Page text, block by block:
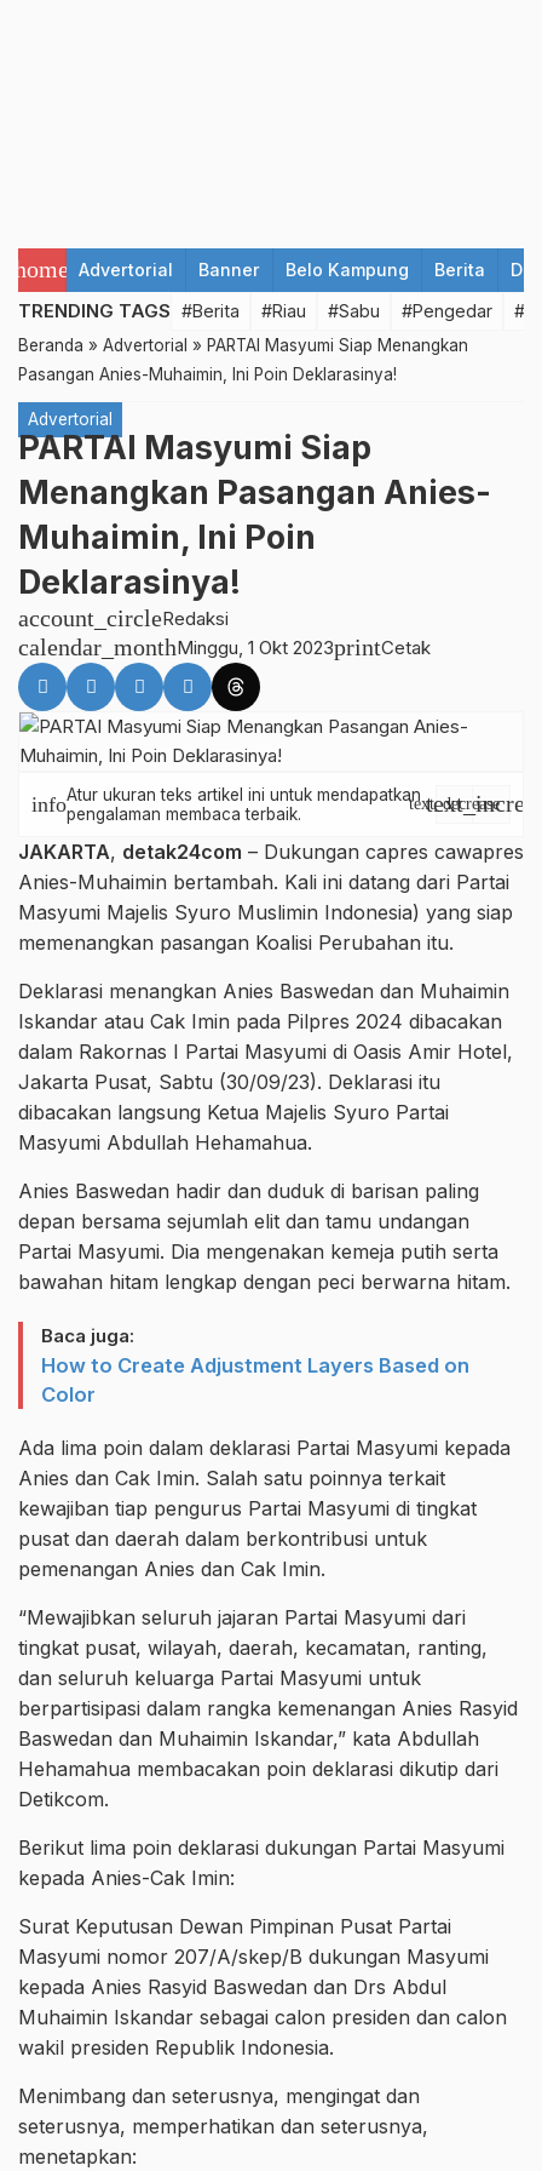
home Advertorial Banner Belo Kampung Berita
TRENDING TAGS #Berita #Riau #Sabu #Pengedar
Beranda » Advertorial » PARTAI Masyumi Siap Menangkan
Pasangan Anies-Muhaimin, Ini Poin Deklarasinya!
Advertorial
PARTAI Masyumi Siap
Menangkan Pasangan Anies-
Muhaimin, Ini Poin
Deklarasinya!
account_circleRedaksi
calendar_monthMinggu, 1 Okt 2023printCetak
infoAtur ukuran teks artikel ini untuk mendapatkan
pengalaman membaca terbaik.
text_decrease
JAKARTA, detak24com – Dukungan capres cawapres
Anies-Muhaimin bertambah. Kali ini datang dari Partai
Masyumi Majelis Syuro Muslimin Indonesia) yang siap
memenangkan pasangan Koalisi Perubahan itu.
Deklarasi menangkan Anies Baswedan dan Muhaimin
Iskandar atau Cak Imin pada Pilpres 2024 dibacakan
dalam Rakornas I Partai Masyumi di Oasis Amir Hotel,
Jakarta Pusat, Sabtu (30/09/23). Deklarasi itu
dibacakan langsung Ketua Majelis Syuro Partai
Masyumi Abdullah Hehamahua.
Anies Baswedan hadir dan duduk di barisan paling
depan bersama sejumlah elit dan tamu undangan
Partai Masyumi. Dia mengenakan kemeja putih serta
bawahan hitam lengkap dengan peci berwarna hitam.
Baca juga:
How to Create Adjustment Layers Based on
Color
Ada lima poin dalam deklarasi Partai Masyumi kepada
Anies dan Cak Imin. Salah satu poinnya terkait
kewajiban tiap pengurus Partai Masyumi di tingkat
pusat dan daerah dalam berkontribusi untuk
pemenangan Anies dan Cak Imin.
“Mewajibkan seluruh jajaran Partai Masyumi dari
tingkat pusat, wilayah, daerah, kecamatan, ranting,
dan seluruh keluarga Partai Masyumi untuk
berpartisipasi dalam rangka kemenangan Anies Rasyid
Baswedan dan Muhaimin Iskandar,” kata Abdullah
Hehamahua membacakan poin deklarasi dikutip dari
Detikcom.
Berikut lima poin deklarasi dukungan Partai Masyumi
kepada Anies-Cak Imin:
Surat Keputusan Dewan Pimpinan Pusat Partai
Masyumi nomor 207/A/skep/B dukungan Masyumi
kepada Anies Rasyid Baswedan dan Drs Abdul
Muhaimin Iskandar sebagai calon presiden dan calon
wakil presiden Republik Indonesia.
Menimbang dan seterusnya, mengingat dan
seterusnya, memperhatikan dan seterusnya,
menetapkan: